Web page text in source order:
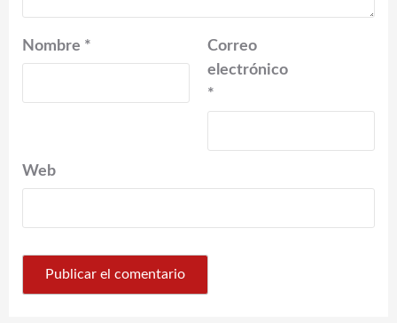
Nombre *
Correo
electrónico
*
Web